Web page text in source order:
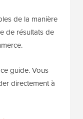
de la manière
de résultats de
guide. Vous
directement à